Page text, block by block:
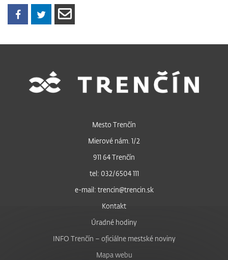
Mesto Trenčín
Mierové nám. 1/2
911 64 Trenčín
tel: 032/6504 111
e-mail: trencin@trencin.sk
Kontakt
Úradné hodiny
INFO Trenčín – oficiálne mestské noviny
Mapa webu